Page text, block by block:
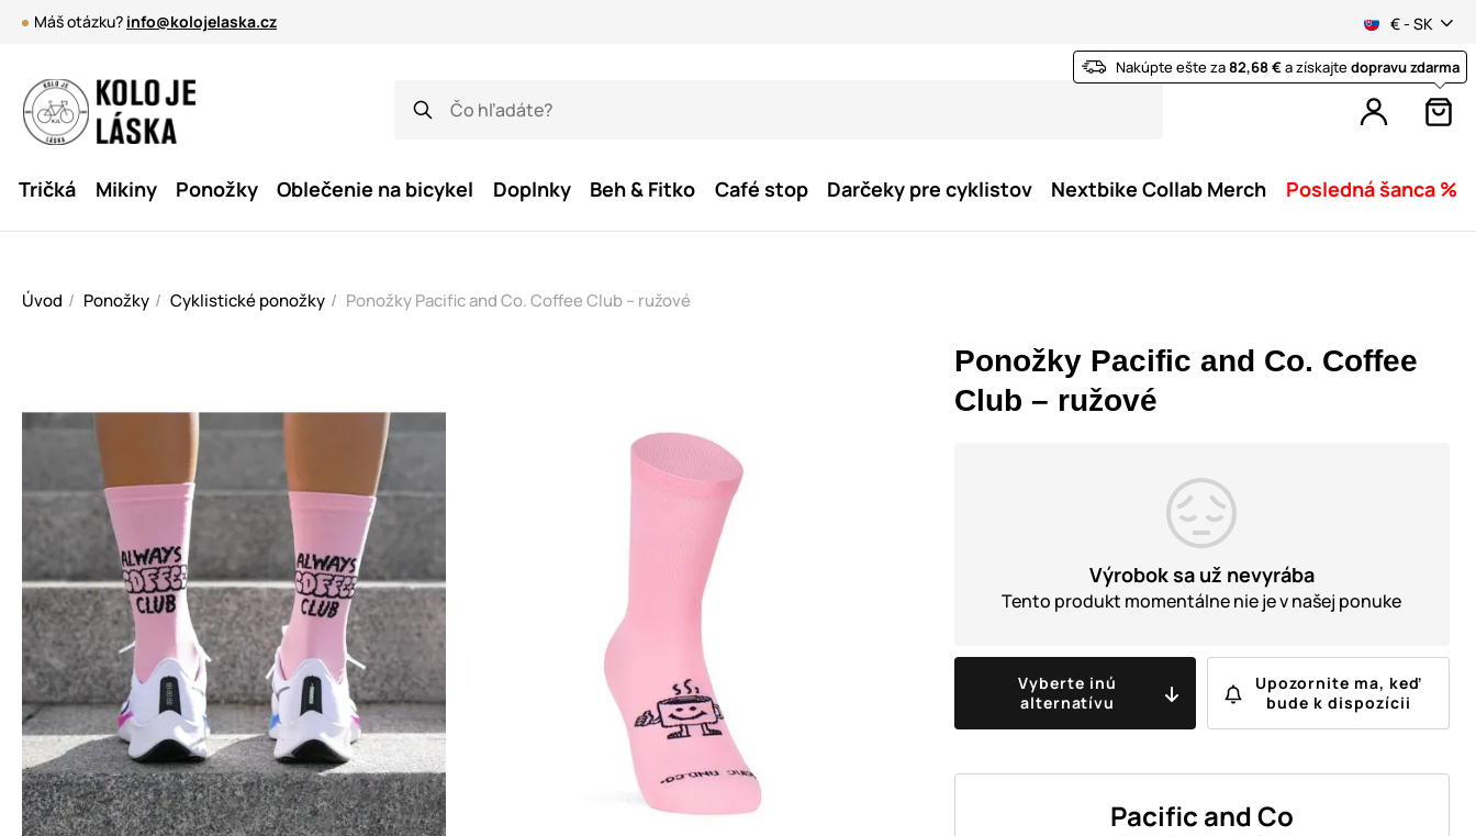
Máš otázku? info@kolojelaska.cz € - SK
Nakúpte ešte za82,68 €a získajtedopravu zdarma
Tričká Mikiny Ponožky Oblečenie na bicykel Doplnky Beh & Fitko Café stop Darčeky pre cyklistov Nextbike Collab Merch Posledná šanca %
Úvod Ponožky Cyklistické ponožky Ponožky Pacific and Co. Coffee Club – ružové
Ponožky Pacific and Co. Coffee
Club – ružové
Výrobok sa už nevyrába
Tento produkt momentálne nie je v našej ponuke
Vyberte inú
alternatívu
Upozornite ma, keď
bude k dispozícii
Pacific and Co